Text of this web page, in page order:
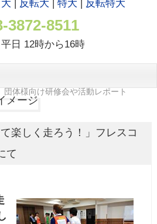
大 | 反転大 | 特大 | 反転特大
3872-8511
日 12時から16時
体様向け研修会や活動レポート
楽しく走ろう！」フレスコ
て